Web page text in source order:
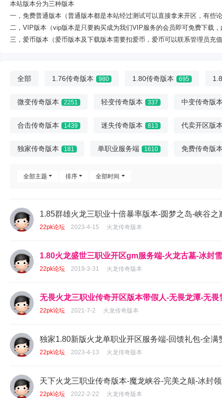
本站版本分为三种版本
一，免费普通版本（普通版本都是本站经过测试可以直接拿来开区，有些
二，VIP版本（vip版本是只要购买成为我们VIP服务的会员即可免费下载
三，爱币版本（爱币版本及下载版本需要扣爱币，爱币可以联系管理员
全部 1.76传奇版本 980 1.80传奇版本 695
微变传奇版本 2251 轻变传奇版本 337 中变传奇版
合击传奇版本 1439 迷失传奇版本 813 代卖开区版
独家传奇版本 181 单职业服务端 1610 免费传奇版
全部主题 排序 全部时间
1.85群雄火龙三职业十倍暴率版本-圆梦之岛-峡谷之
22pk论坛 2023-4-15 火龙传奇版本
1.80火龙盛世三职业开区gm服务端-火龙古墓-冰封
22pk论坛 2019-3-31 火龙传奇版本
无畏火龙三职业传奇开区版本带假人-无畏龙潭-无畏
22pk论坛 2021-7-2 火龙传奇版本
独家1.80新版火龙单职业开区服务端-回馈礼包-全满
22pk论坛 2023-4-13 火龙传奇版本
天下火龙三职业传奇版本-魔龙峡谷-完美之颠-冰封
22pk论坛 2022-2-22 火龙传奇版本